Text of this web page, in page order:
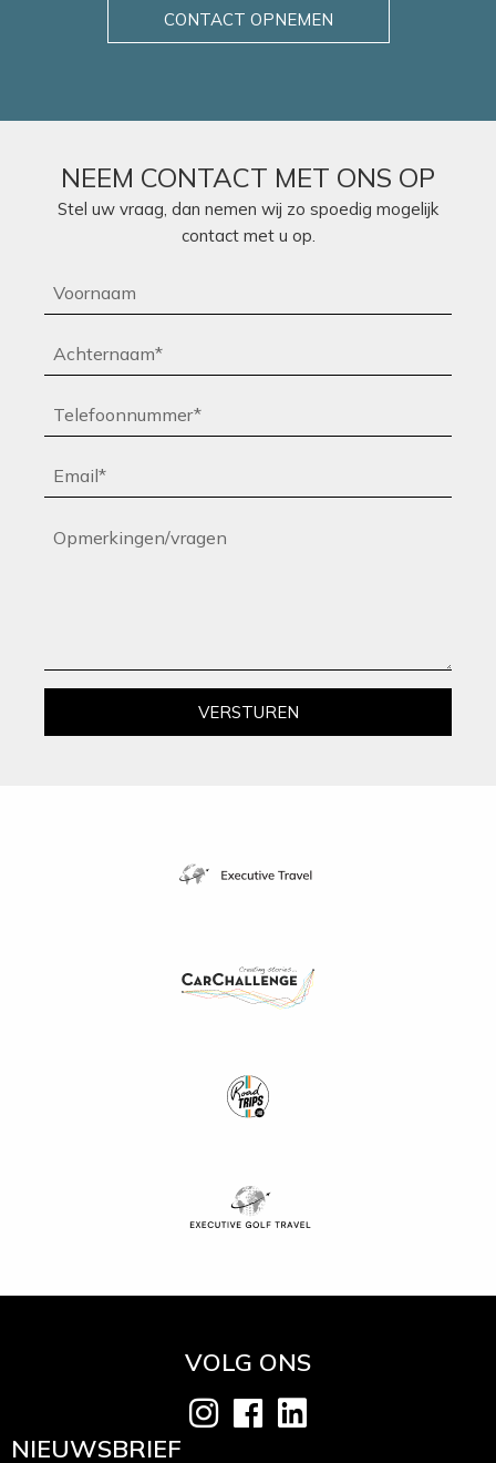
CONTACT OPNEMEN
NEEM CONTACT MET ONS OP
Stel uw vraag, dan nemen wij zo spoedig mogelijk
contact met u op.
VOLG ONS
NIEUWSBRIEF